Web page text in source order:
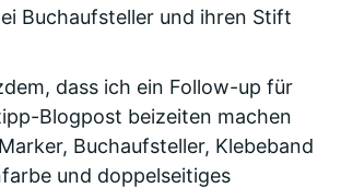
Buchaufsteller und ihren Stift
dass ich ein Follow-up für
Blogpost beizeiten machen
Buchaufsteller, Klebeband
und doppelseitiges